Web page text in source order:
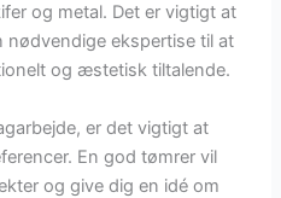
og metal. Det er vigtigt at
ekspertise til at
og æstetisk tiltalende.
er det vigtigt at
En god tømrer vil
og give dig en idé om